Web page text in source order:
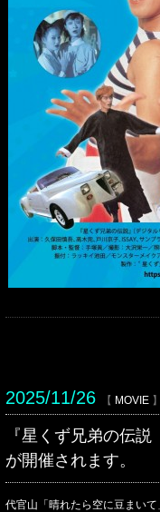
2025/11/26 【 MOVIE 】
『星くず兄弟の伝
が開催されます。
代官山「晴れたら空に豆まい